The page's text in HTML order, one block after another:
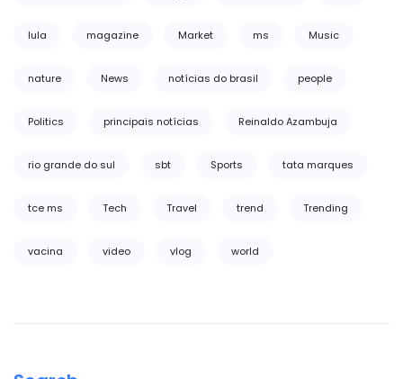
lula magazine Market ms Music
nature News notícias do brasil people
Politics principais notícias Reinaldo Azambuja
rio grande do sul sbt Sports tata marques
tce ms Tech Travel trend Trending
vacina video vlog world